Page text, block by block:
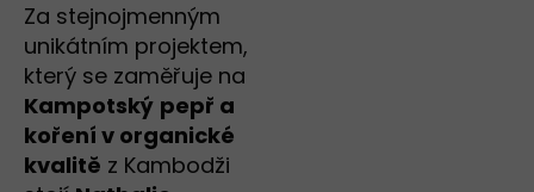
Za stejnojmenným
unikátním projektem,
který se zaměřuje na
Kampotský pepř a
koření v organické
kvalitě z Kambodži